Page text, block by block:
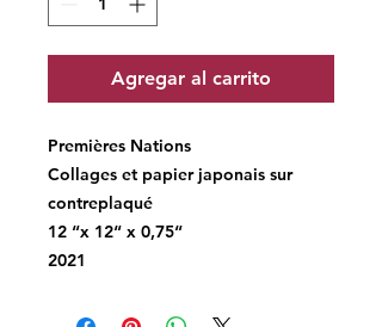
Agregar al carrito
Premières Nations
Collages et papier japonais sur
contreplaqué
12 “x 12“ x 0,75“
2021